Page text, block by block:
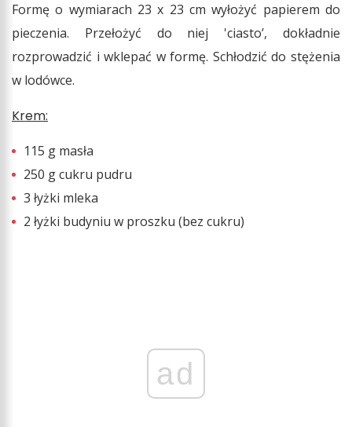
Formę o wymiarach 23 x 23 cm wyłożyć papierem do
pieczenia. Przełożyć do niej 'ciasto’, dokładnie
rozprowadzić i wklepać w formę. Schłodzić do stężenia
w lodówce.
Krem:
115 g masła
250 g cukru pudru
3 łyżki mleka
2 łyżki budyniu w proszku (bez cukru)
ad